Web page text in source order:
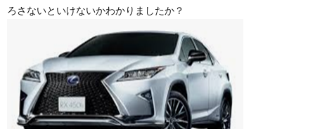
ろさないといけないかわかりましたか？